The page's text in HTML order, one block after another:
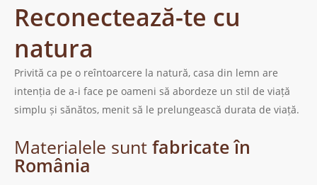
Reconectează-te cu
natura
Privită ca pe o reîntoarcere la natură, casa din lemn are
intenția de a-i face pe oameni să abordeze un stil de viață
simplu și sănătos, menit să le prelungească durata de viață.
Materialele suntfabricate în
România